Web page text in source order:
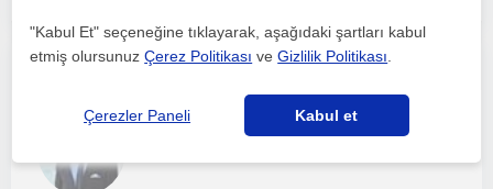
Fizik
"Kabul Et" seçeneğine tıklayarak, aşağıdaki şartları kabul
etmiş olursunuzÇerez Politikası veGizlilik Politikası
Çerezler Paneli Kabul et